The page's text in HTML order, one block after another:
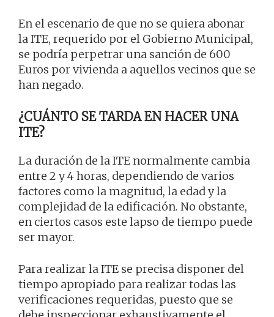
En el escenario de que no se quiera abonar
la ITE, requerido por el Gobierno Municipal,
se podría perpetrar una sanción de 600
Euros por vivienda a aquellos vecinos que se
han negado.
¿CUÁNTO SE TARDA EN HACER UNA
ITE?
La duración de la ITE normalmente cambia
entre 2 y 4 horas, dependiendo de varios
factores como la magnitud, la edad y la
complejidad de la edificación. No obstante,
en ciertos casos este lapso de tiempo puede
ser mayor.
Para realizar la ITE se precisa disponer del
tiempo apropiado para realizar todas las
verificaciones requeridas, puesto que se